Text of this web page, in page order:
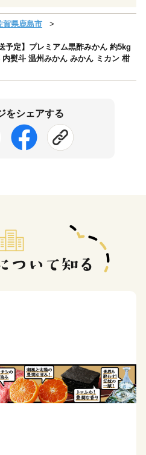
賀県鹿島市
予定】プレミアム黒酢みかん 約5kg
熨斗 温州みかん みかん ミカン 柑
をシェアする